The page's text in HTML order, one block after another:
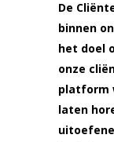
De
binnen
het doel
onze
platform
laten